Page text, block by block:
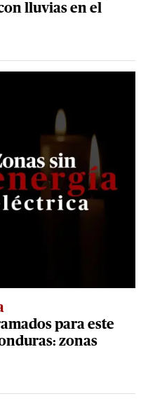
lluvias en el
para este
zonas